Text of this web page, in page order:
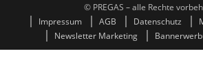
© PREGAS – alle Rechte
Impressum
AGB Datenschutz
Newsletter Marketing